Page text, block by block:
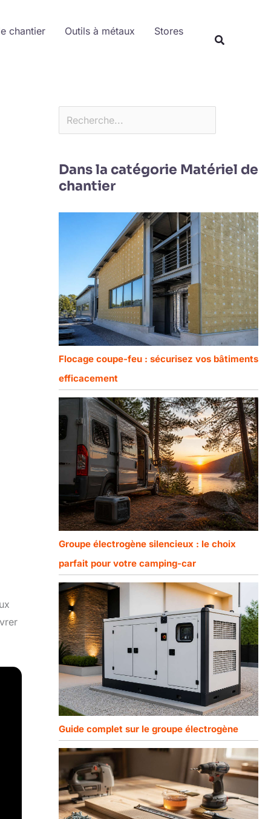
chantier Outils à métaux
Stores
Dans la catégorie Matériel de
chantier
Flocage coupe-feu : sécurisez vos bâtiments
efficacement
Groupe électrogène silencieux : le choix
parfait pour votre camping-car
Guide complet sur le groupe électrogène